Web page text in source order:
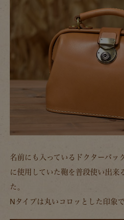
名前にも入っているドクターバッ
に使用していた鞄を普段使い出来
た。
Nタイプは丸いコロッとした印象で